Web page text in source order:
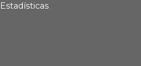
Estadísticas